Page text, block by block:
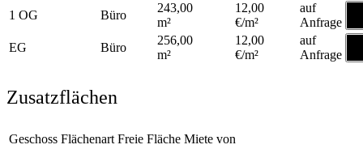
1 OG Büro
243,00
m²
12,00
€/m²
auf
Anfrage
EG Büro
256,00
m²
12,00
€/m²
auf
Anfrage
Zusatzflächen
Geschoss Flächenart Freie Fläche Miete von